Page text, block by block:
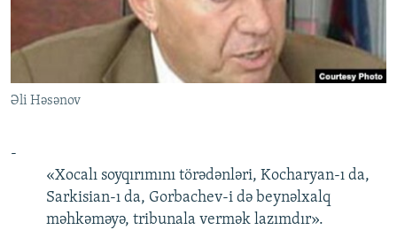
KARIKATURA
AZƏRBAYCAN ƏDƏBIYYATI KITABXANASI
İSLAM VƏ DEMOKRATIYA
İZ - MƏDƏNIYYƏT PROQRAMI
PEŞƏ ETIKASI VƏ JURNALISTIKA STANDARTLARIMIZ
MATERIALLARIMIZDAN ISTIFADƏ
AZADLIQRADIOSU MOBIL TELEFONUNUZDA
XƏBƏR BÜLLETENLƏRIMIZ
RFE/RL-in bütün saytları
Əli Həsənov
-
«Xocalı soyqırımını törədənləri, Kocharyan-ı da,
Sarkisian-ı da, Gorbachev-i də beynəlxalq
məhkəməyə, tribunala vermək lazımdır».